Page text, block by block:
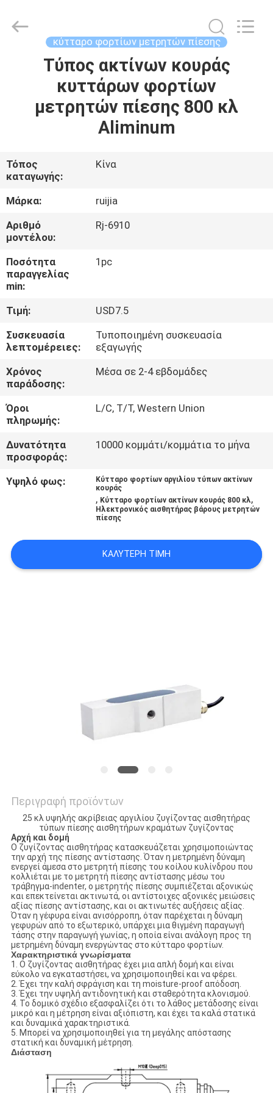
ΠΡΟΪΌΝΤΑ
ΠΕΡΊΠΟΥ
ΕΜΕΊΣ
ΓΎΡΟΣ
ΕΡΓΟΣΤΑΣΊΩΝ
ΠΟΙΟΤΙΚΌΣ
ΈΛΕΓΧΟΣ
ΕΛΆΤΕ
ΣΕ
ΕΠΑΦΉ
ΜΕ
ΖΗΤΉΣΤΕ
ΑΠΌΣΠΑΣΜΑ
SITEMAP
Instruments
κύτταρο φορτίων μετρητών πίεσης
Τύπος ακτίνων κουράς
κυττάρων φορτίων
μετρητών πίεσης 800 κλ
Aliminum
Τόπος
καταγωγής:
Κίνα
Μάρκα:
ruijia
Αριθμό
μοντέλου:
Rj-6910
Ποσότητα
παραγγελίας
min:
1pc
Τιμή:
USD7.5
Συσκευασία
λεπτομέρειες:
Τυποποιημένη συσκευασία
εξαγωγής
Χρόνος
παράδοσης:
Μέσα σε 2-4 εβδομάδες
Όροι
πληρωμής:
L/C, T/T, Western Union
Δυνατότητα
προσφοράς:
10000 κομμάτι/κομμάτια το μήνα
Υψηλό φως:
Κύτταρο φορτίων αργιλίου τύπων ακτίνων
κουράς
, Κύτταρο φορτίων ακτίνων κουράς 800 κλ,
Ηλεκτρονικός αισθητήρας βάρους μετρητών
πίεσης
ΚΑΛΎΤΕΡΗ ΤΙΜΉ
Περιγραφή προϊόντων
25 κλ υψηλής ακρίβειας αργιλίου ζυγίζοντας αισθητήρας
τύπων πίεσης αισθητήρων κραμάτων ζυγίζοντας
Αρχή και δομή
Ο ζυγίζοντας αισθητήρας κατασκευάζεται χρησιμοποιώντας
την αρχή της πίεσης αντίστασης. Όταν η μετρημένη δύναμη
ενεργεί άμεσα στο μετρητή πίεσης του κοίλου κυλίνδρου που
κολλιέται με το μετρητή πίεσης αντίστασης μέσω του
τράβηγμα-indenter, ο μετρητής πίεσης συμπιέζεται αξονικώς
και επεκτείνεται ακτινωτά, οι αντίστοιχες αξονικές μειώσεις
αξίας πίεσης αντίστασης, και οι ακτινωτές αυξήσεις αξίας.
Όταν η γέφυρα είναι ανισόρροπη, όταν παρέχεται η δύναμη
γεφυρών από το εξωτερικό, υπάρχει μια θιγμένη παραγωγή
τάσης στην παραγωγή γωνίας, η οποία είναι ανάλογη προς τη
μετρημένη δύναμη ενεργώντας στο κύτταρο φορτίων.
Χαρακτηριστικά γνωρίσματα
1. Ο ζυγίζοντας αισθητήρας έχει μια απλή δομή και είναι
εύκολο να εγκαταστήσει, να χρησιμοποιηθεί και να φέρει.
2. Έχει την καλή σφράγιση και τη moisture-proof απόδοση.
3. Έχει την υψηλή αντιδονητική και σταθερότητα κλονισμού.
4. Το δομικό σχέδιο εξασφαλίζει ότι το λάθος μετάδοσης είναι
μικρό και η μέτρηση είναι αξιόπιστη, και έχει τα καλά στατικά
και δυναμικά χαρακτηριστικά.
5. Μπορεί να χρησιμοποιηθεί για τη μεγάλης απόστασης
στατική και δυναμική μέτρηση.
Διάσταση